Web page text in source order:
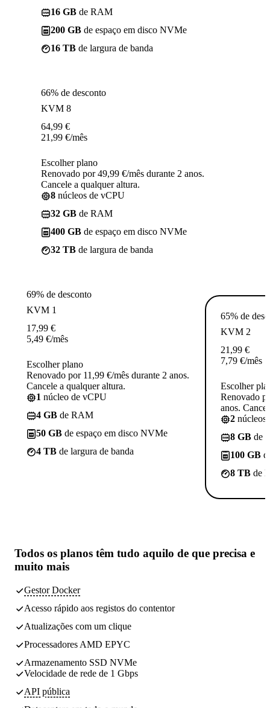
16 GB de RAM
200 GB de espaço em disco NVMe
16 TB de largura de banda
66% de desconto
KVM 8
64,99 €
21,99 €/mês
Escolher plano
Renovado por 49,99 €/mês durante 2 anos.
Cancele a qualquer altura.
8 núcleos de vCPU
32 GB de RAM
400 GB de espaço em disco NVMe
32 TB de largura de banda
69% de desconto
KVM 1
17,99 €
5,49 €/mês
Escolher plano
Renovado por 11,99 €/mês durante 2 anos.
Cancele a qualquer altura.
1 núcleo de vCPU
4 GB de RAM
50 GB de espaço em disco NVMe
4 TB de largura de banda
65% de
KVM 2
21,99 €
7,79 €/mês
Escolher
Renovado
anos.
2 núcleos
8 GB de
100 GB
8 TB de
Todos os planos têm tudo aquilo de que precisa e
muito mais
Gestor Docker
Acesso rápido aos registos do contentor
Atualizações com um clique
Processadores AMD EPYC
Armazenamento SSD NVMe
Velocidade de rede de 1 Gbps
API pública